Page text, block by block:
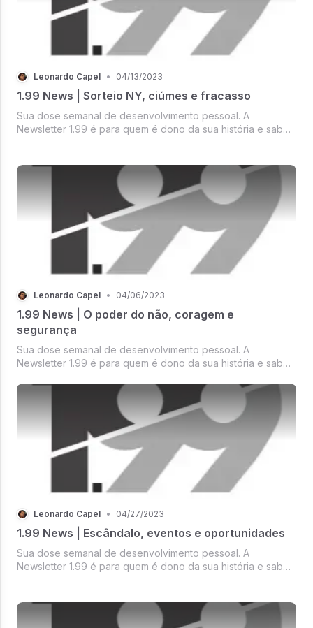
Leonardo Capel • 04/13/2023
1.99 News | Sorteio NY, ciúmes e fracasso
Sua dose semanal de desenvolvimento pessoal. A
Newsletter 1.99 é para quem é dono da sua história e sabe
Leonardo Capel • 04/06/2023
1.99 News | O poder do não, coragem e
segurança
Sua dose semanal de desenvolvimento pessoal. A
Newsletter 1.99 é para quem é dono da sua história e sabe
Leonardo Capel • 04/27/2023
1.99 News | Escândalo, eventos e oportunidades
Sua dose semanal de desenvolvimento pessoal. A
Newsletter 1.99 é para quem é dono da sua história e sabe